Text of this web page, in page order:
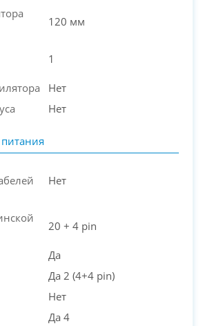
120 мм
1
Нет
Нет
Нет
20 + 4 pin
Да
Да 2 (4+4 pin)
Нет
Да 4